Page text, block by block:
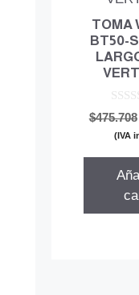
TOMA
BT50-
0
d
e
$475.708
(IVA